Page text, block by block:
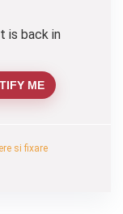
is back in
ME
si fixare